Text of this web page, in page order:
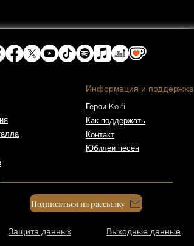
Информация и поддержка
Герои Ko-fi
Как поддержать
Контакт
Юбилеи песен
Подписаться на рассылку
Защита данных Выходные данные